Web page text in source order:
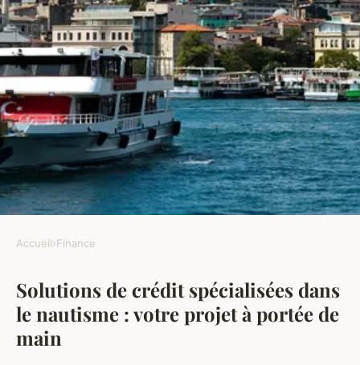
Crédit bateau : optimisez votre
financement nautique dès
maintenant
Accueil›Finance
Solutions de crédit spécialisées dans
le nautisme : votre projet à portée de
main